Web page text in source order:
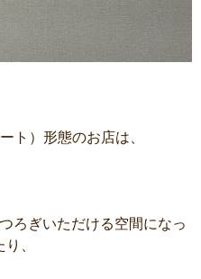
ト）形態のお店は、
ろぎいただける空間になっ
、